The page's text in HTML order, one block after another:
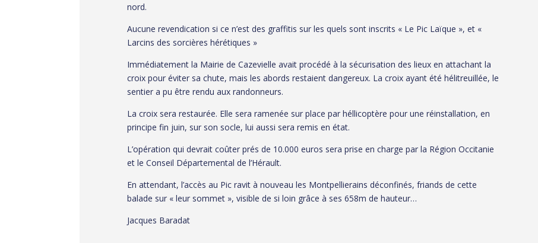
nord.
Aucune revendication si ce n’est des graffitis sur les quels sont inscrits « Le Pic Laïque », et «
Larcins des sorcières hérétiques »
Immédiatement la Mairie de Cazevielle avait procédé à la sécurisation des lieux en attachant la
croix pour éviter sa chute, mais les abords restaient dangereux. La croix ayant été hélitreuillée, le
sentier a pu être rendu aux randonneurs.
La croix sera restaurée. Elle sera ramenée sur place par héllicoptère pour une réinstallation, en
principe fin juin, sur son socle, lui aussi sera remis en état.
L’opération qui devrait coûter prés de 10.000 euros sera prise en charge par la Région Occitanie
et le Conseil Départemental de l’Hérault.
En attendant, l’accès au Pic ravit à nouveau les Montpellierains déconfinés, friands de cette
balade sur « leur sommet », visible de si loin grâce à ses 658m de hauteur…
Jacques Baradat